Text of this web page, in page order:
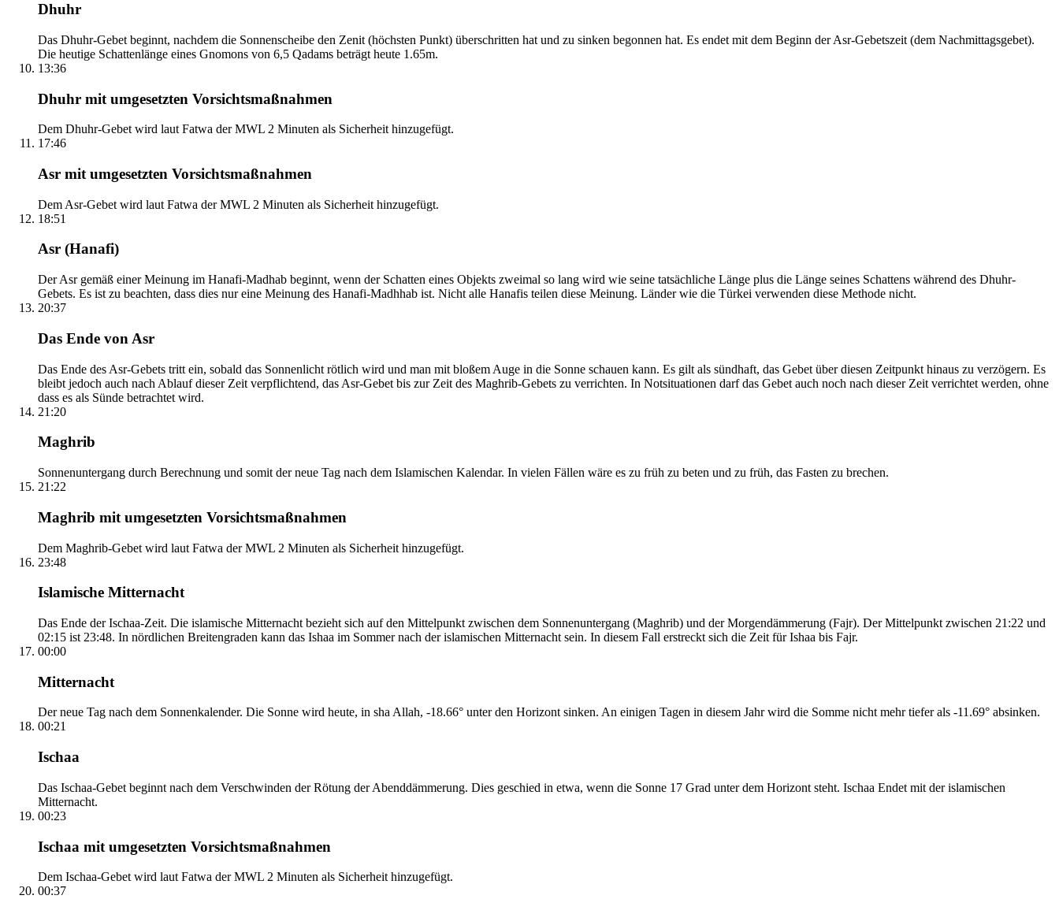
Dhuhr
Das Dhuhr-Gebet beginnt, nachdem die Sonnenscheibe den Zenit (höchsten Punkt) überschritten hat und zu sinken begonnen hat. Es endet mit dem Beginn der Asr-Gebetszeit (dem Nachmittagsgebet).
Die heutige Schattenlänge eines Gnomons von 6,5 Qadams beträgt heute 1.65m.
13:36
Dhuhr mit umgesetzten Vorsichtsmaßnahmen
Dem Dhuhr-Gebet wird laut Fatwa der MWL 2 Minuten als Sicherheit hinzugefügt.
17:46
Asr mit umgesetzten Vorsichtsmaßnahmen
Dem Asr-Gebet wird laut Fatwa der MWL 2 Minuten als Sicherheit hinzugefügt.
18:51
Asr (Hanafi)
Der Asr gemäß einer Meinung im Hanafi-Madhab beginnt, wenn der Schatten eines Objekts zweimal so lang wird wie seine tatsächliche Länge plus die Länge seines Schattens während des Dhuhr-
Gebets. Es ist zu beachten, dass dies nur eine Meinung des Hanafi-Madhhab ist. Nicht alle Hanafis teilen diese Meinung. Länder wie die Türkei verwenden diese Methode nicht.
20:37
Das Ende von Asr
Das Ende des Asr-Gebets tritt ein, sobald das Sonnenlicht rötlich wird und man mit bloßem Auge in die Sonne schauen kann. Es gilt als sündhaft, das Gebet über diesen Zeitpunkt hinaus zu verzögern. Es
bleibt jedoch auch nach Ablauf dieser Zeit verpflichtend, das Asr-Gebet bis zur Zeit des Maghrib-Gebets zu verrichten. In Notsituationen darf das Gebet auch noch nach dieser Zeit verrichtet werden, ohne
dass es als Sünde betrachtet wird.
21:20
Maghrib
Sonnenuntergang durch Berechnung und somit der neue Tag nach dem Islamischen Kalendar. In vielen Fällen wäre es zu früh zu beten und zu früh, das Fasten zu brechen.
21:22
Maghrib mit umgesetzten Vorsichtsmaßnahmen
Dem Maghrib-Gebet wird laut Fatwa der MWL 2 Minuten als Sicherheit hinzugefügt.
23:48
Islamische Mitternacht
Das Ende der Ischaa-Zeit. Die islamische Mitternacht bezieht sich auf den Mittelpunkt zwischen dem Sonnenuntergang (Maghrib) und der Morgendämmerung (Fajr). Der Mittelpunkt zwischen 21:22 und
02:15 ist 23:48. In nördlichen Breitengraden kann das Ishaa im Sommer nach der islamischen Mitternacht sein. In diesem Fall erstreckt sich die Zeit für Ishaa bis Fajr.
00:00
Mitternacht
Der neue Tag nach dem Sonnenkalender. Die Sonne wird heute, in sha Allah, -18.66° unter den Horizont sinken. An einigen Tagen in diesem Jahr wird die Somme nicht mehr tiefer als -11.69° absinken.
00:21
Ischaa
Das Ischaa-Gebet beginnt nach dem Verschwinden der Rötung der Abenddämmerung. Dies geschied in etwa, wenn die Sonne 17 Grad unter dem Horizont steht. Ischaa Endet mit der islamischen
Mitternacht.
00:23
Ischaa mit umgesetzten Vorsichtsmaßnahmen
Dem Ischaa-Gebet wird laut Fatwa der MWL 2 Minuten als Sicherheit hinzugefügt.
00:37